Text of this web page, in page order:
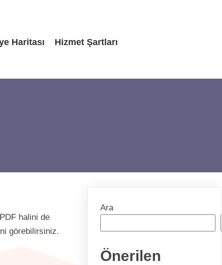
Haritası Hizmet Şartları
halini de
görebilirsiniz.
Ara
Önerilen